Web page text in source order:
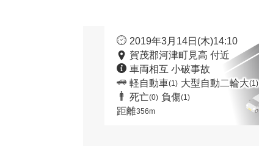
2019年3月14日(木)14:10
賀茂郡河津町見高 付近
車両相互 小破事故
軽自動車(1) 大型自動二輪大(1)
死亡(0) 負傷(1)
距離356m